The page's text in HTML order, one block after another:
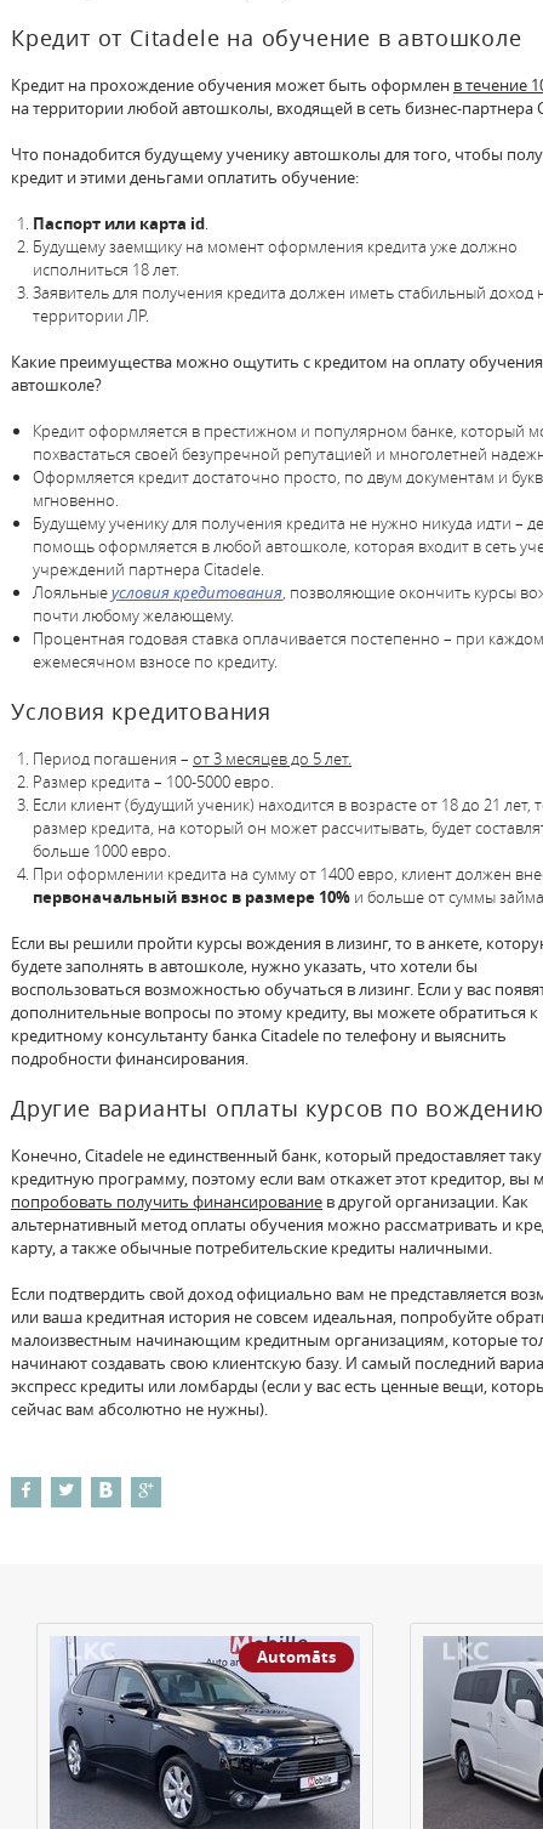
Кредит от Citadele на обучение в автошколе
Кредит на прохождение обучения может быть оформлен в течение
на территории любой автошколы, входящей в сеть бизнес-партнера
Что понадобится будущему ученику автошколы для того, чтобы
кредит и этими деньгами оплатить обучение:
Паспорт или карта id.
Будущему заемщику на момент оформления кредита уже должно
исполниться 18 лет.
Заявитель для получения кредита должен иметь стабильный доход
территории ЛР.
Какие преимущества можно ощутить с кредитом на оплату
автошколе?
Кредит оформляется в престижном и популярном банке, который
похвастаться своей безупречной репутацией и многолетней
Оформляется кредит достаточно просто, по двум документам и
мгновенно.
Будущему ученику для получения кредита не нужно никуда идти –
помощь оформляется в любой автошколе, которая входит в сеть
учреждений партнера Citadele.
Лояльныеусловия кредитования, позволяющие окончить курсы
почти любому желающему.
Процентная годовая ставка оплачивается постепенно – при каждом
ежемесячном взносе по кредиту.
Условия кредитования
Период погашения – от 3 месяцев до 5 лет.
Размер кредита – 100-5000 евро.
Если клиент (будущий ученик) находится в возрасте от 18 до 21 лет,
размер кредита, на который он может рассчитывать, будет
больше 1000 евро.
При оформлении кредита на сумму от 1400 евро, клиент должен
первоначальный взнос в размере 10% и больше от суммы
Если вы решили пройти курсы вождения в лизинг, то в анкете,
будете заполнять в автошколе, нужно указать, что хотели бы
воспользоваться возможностью обучаться в лизинг. Если у вас
дополнительные вопросы по этому кредиту, вы можете обратиться к
кредитному консультанту банка Citadele по телефону и выяснить
подробности финансирования.
Другие варианты оплаты курсов по вождению
Конечно, Citadele не единственный банк, который предоставляет
кредитную программу, поэтому если вам откажет этот кредитор, вы
попробовать получить финансирование в другой организации. Как
альтернативный метод оплаты обучения можно рассматривать и
карту, а также обычные потребительские кредиты наличными.
Если подтвердить свой доход официально вам не представляется
или ваша кредитная история не совсем идеальная, попробуйте
малоизвестным начинающим кредитным организациям, которые
начинают создавать свою клиентскую базу. И самый последний
экспресс кредиты или ломбарды (если у вас есть ценные вещи,
сейчас вам абсолютно не нужны).
Automāts